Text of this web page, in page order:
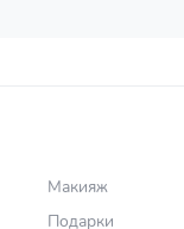
Макияж
Подарки